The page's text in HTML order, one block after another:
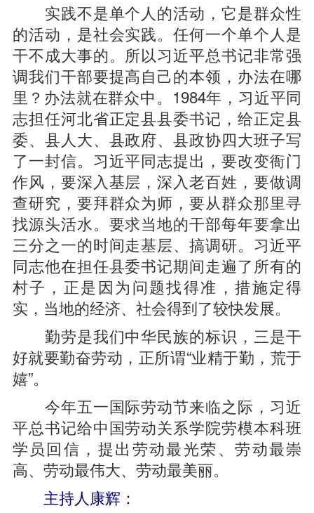
实践不是单个人的活动，它是群众性
的活动，是社会实践。任何一个单个人是
干不成大事的。所以习近平总书记非常强
调我们干部要提高自己的本领，办法在哪
里？办法就在群众中。1984年，习近平同
志担任河北省正定县县委书记，给正定县
委、县人大、县政府、县政协四大班子写
了一封信。习近平同志提出，要改变衙门
作风，要深入基层，深入老百姓，要做调
查研究，要拜群众为师，要从群众那里寻
找源头活水。要求当地的干部每年要拿出
三分之一的时间走基层、搞调研。习近平
同志他在担任县委书记期间走遍了所有的
村子，正是因为问题找得准，措施定得
实，当地的经济、社会得到了较快发展。
勤劳是我们中华民族的标识，三是干
好就要勤奋劳动，正所谓“业精于勤，荒于
嬉”。
今年五一国际劳动节来临之际，习近
平总书记给中国劳动关系学院劳模本科班
学员回信，提出劳动最光荣、劳动最崇
高、劳动最伟大、劳动最美丽。
主持人康辉：